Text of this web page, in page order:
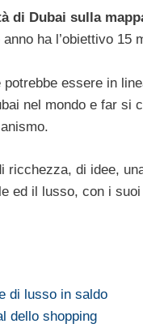
di Dubai sulla
ha l’obiettivo 15
essere in
nel mondo e far si
ricchezza, di idee,
ed il lusso, con i
di lusso in saldo
dello shopping